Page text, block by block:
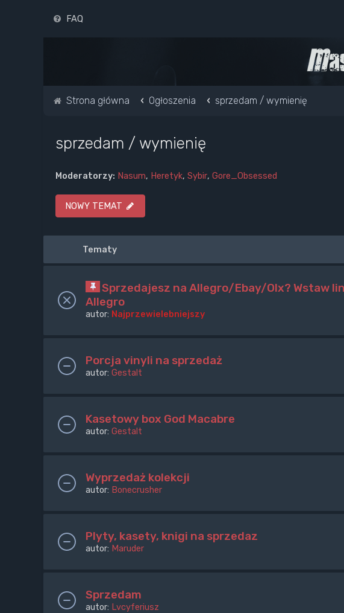
FAQ
Strona główna Ogłoszenia sprzedam / wymienię
sprzedam / wymienię
Moderatorzy: Nasum, Heretyk, Sybir, Gore_Obsessed
NOWY TEMAT
Tematy
Sprzedajesz na Allegro/Ebay/Olx? Wstaw
Allegro
autor: Najprzewielebniejszy
Porcja vinyli na sprzedaż
autor: Gestalt
Kasetowy box God Macabre
autor: Gestalt
Wyprzedaż kolekcji
autor: Bonecrusher
Plyty, kasety, knigi na sprzedaz
autor: Maruder
Sprzedam
autor: Lvcyferiusz